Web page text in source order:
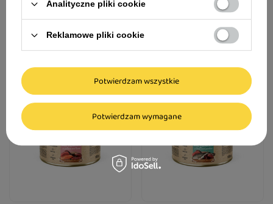
123,50 zł 6,04 zł
Analityczne pliki cookie
Reklamowe pliki cookie
Potwierdzam wymagane
Potwierdzam wszystkie